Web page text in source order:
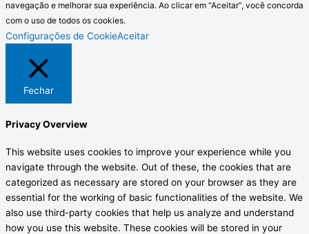
navegação e melhorar sua experiência. Ao clicar em “Aceitar”, você concorda
com o uso de todos os cookies.
Configurações de CookieAceitar
Fechar
Privacy Overview
This website uses cookies to improve your experience while you
navigate through the website. Out of these, the cookies that are
categorized as necessary are stored on your browser as they are
essential for the working of basic functionalities of the website. We
also use third-party cookies that help us analyze and understand
how you use this website. These cookies will be stored in your